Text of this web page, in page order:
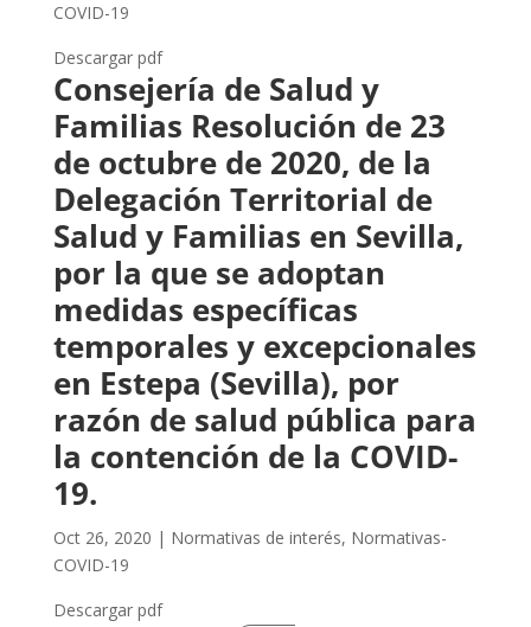
COVID-19
Descargar pdf
Consejería de Salud y
Familias Resolución de 23
de octubre de 2020, de la
Delegación Territorial de
Salud y Familias en Sevilla,
por la que se adoptan
medidas específicas
temporales y excepcionales
en Estepa (Sevilla), por
razón de salud pública para
la contención de la COVID-
19.
Oct 26, 2020 | Normativas de interés, Normativas-
COVID-19
Descargar pdf